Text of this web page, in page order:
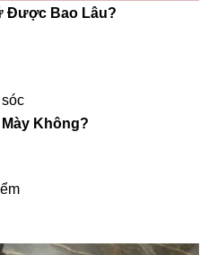
Được Bao Lâu?
Không?